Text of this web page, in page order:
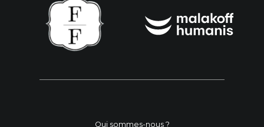
Qui sommes-nous ?